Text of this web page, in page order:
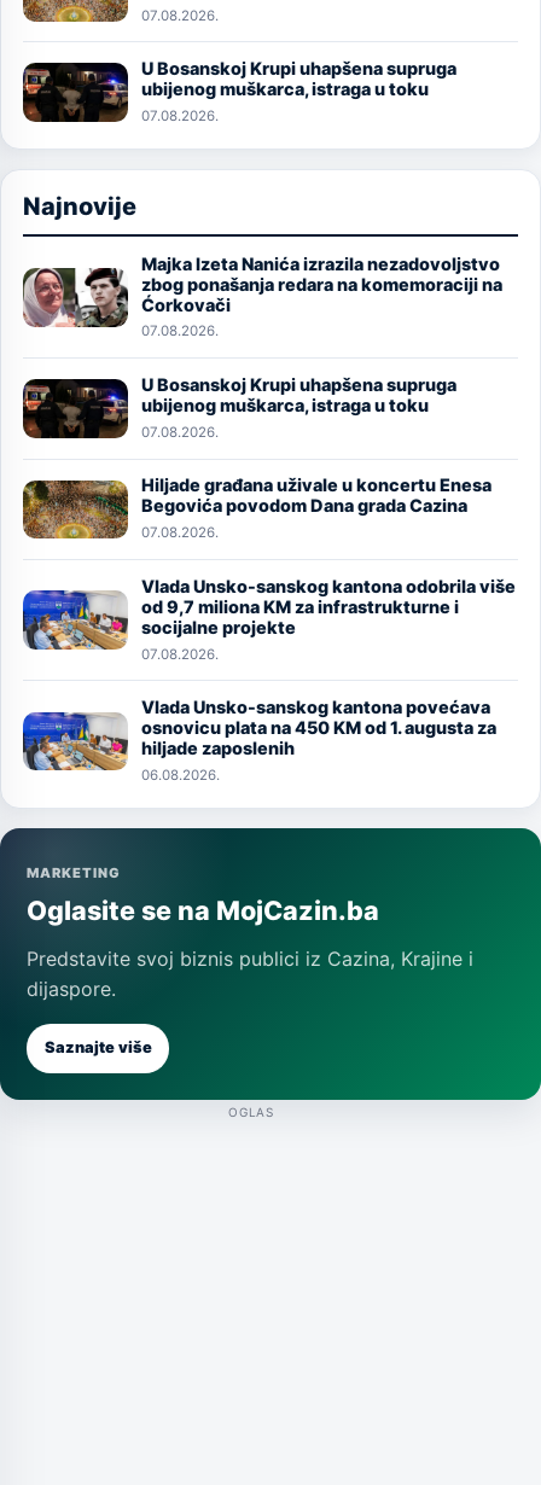
07.08.2026.
Image
U Bosanskoj Krupi uhapšena supruga
ubijenog muškarca, istraga u toku
07.08.2026.
Najnovije
Image
Majka Izeta Nanića izrazila nezadovoljstvo
zbog ponašanja redara na komemoraciji na
Ćorkovači
07.08.2026.
Image
U Bosanskoj Krupi uhapšena supruga
ubijenog muškarca, istraga u toku
07.08.2026.
Image
Hiljade građana uživale u koncertu Enesa
Begovića povodom Dana grada Cazina
07.08.2026.
Image
Vlada Unsko-sanskog kantona odobrila više
od 9,7 miliona KM za infrastrukturne i
socijalne projekte
07.08.2026.
Image
Vlada Unsko-sanskog kantona povećava
osnovicu plata na 450 KM od 1. augusta za
hiljade zaposlenih
06.08.2026.
MARKETING
Oglasite se na MojCazin.ba
Predstavite svoj biznis publici iz Cazina, Krajine i
dijaspore.
Saznajte više
OGLAS